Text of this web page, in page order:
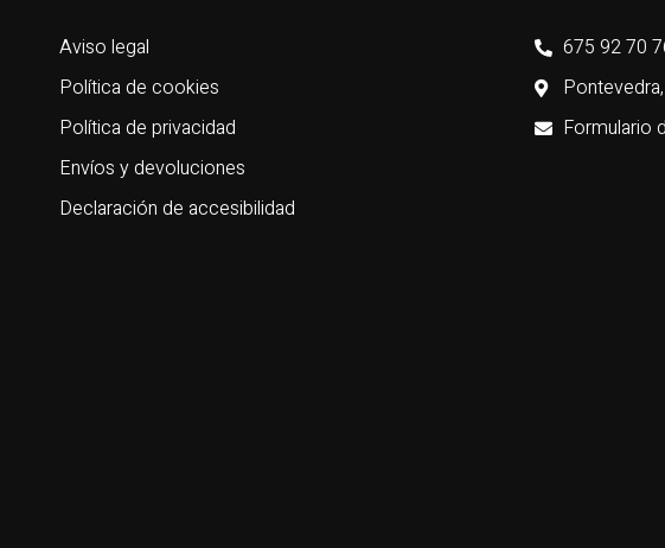
Aviso legal
Política de cookies
Política de privacidad
Envíos y devoluciones
Declaración de accesibilidad
675 92 70
Formulario